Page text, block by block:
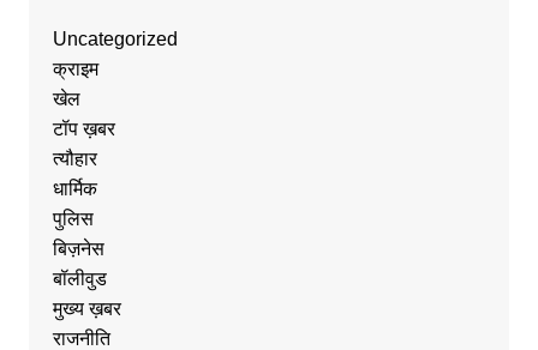
Uncategorized
क्राइम
खेल
टॉप ख़बर
त्यौहार
धार्मिक
पुलिस
बिज़नेस
बॉलीवुड
मुख्य ख़बर
राजनीति